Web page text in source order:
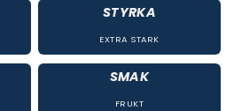
STYRKA
EXTRA STARK
SMAK
FRUKT